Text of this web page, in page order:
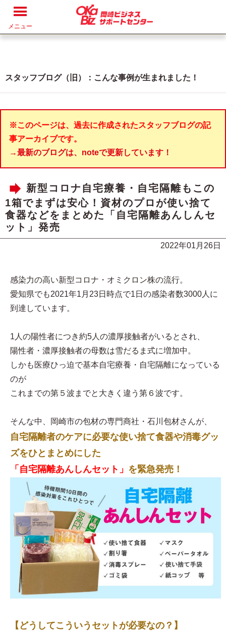
メニュー
スタッフブログ（旧）：こんな事例が生まれました！
※このページは、過去に作成されたスタッフブログの記
事アーカイブです。
→最新のブログは、noteで更新しています！
新型コロナ自宅療養・自宅隔離もこの
1箱でまずは安心！資材のプロが使い捨て
食器などをまとめた「自宅隔離あんしんセ
ット」発売
2022年01月26日
感染力の高い新型コロナ・オミクロン株の流行。
愛知県でも2021年1月23日時点で1日の感染者数3000人に
到達しています。
1人の陽性者につき約5人の濃厚接触者がいるとされ、
陽性者・濃厚接触者の母数は雪だるま式に増加中。
しかも医療ひっ迫で基本自宅療養・自宅隔離になっている
のが
これまでの第５波までと大きく違う第６波です。
そんな中、岡崎市の包材の専門商社・石川包材さんが、
自宅隔離者のケアに必要な使い捨て食器や消毒グッ
ズをひとまとめにした
「自宅隔離あんしんセット」 を緊急発売！
【どうしてこういうセットが必要なの？】